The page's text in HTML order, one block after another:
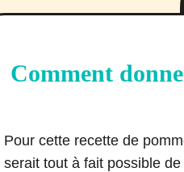
Comment
Pour cette recette de
serait tout à fait possible